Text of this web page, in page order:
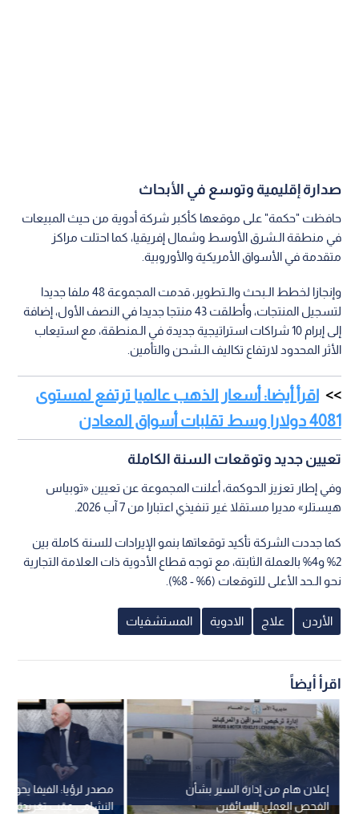
صدارة إقليمية وتوسع في الأبحاث
حافظت "حكمة" على موقعها كأكبر شركة أدوية من حيث المبيعات
في منطقة الـشرق الأوسط وشمال إفريقيا، كما احتلت مراكز
متقدمة في الأسواق الأمريكية والأوروبية.
وإنجازا لخطط الـبحث والـتطوير، قدمت المجموعة 48 ملفا جديدا
لتسجيل المنتجات، وأطلقت 43 منتجا جديدا في النصف الأول، إضافة
إلى إبرام 10 شراكات استراتيجية جديدة في الـمنطقة، مع استيعاب
الأثر المحدود لارتفاع تكاليف الـشحن والتأمين.
اقرأ أيضا: أسعار الذهب عالميا ترتفع لمستوى
4081 دولارا وسط تقلبات أسواق المعادن
تعيين جديد وتوقعات السنة الكاملة
وفي إطار تعزيز الحوكمة، أعلنت المجموعة عن تعيين «توبياس
هيستلر» مديرا مستقلا غير تنفيذي اعتبارا من 7 آب 2026.
كما جددت الشركة تأكيد توقعاتها بنمو الإيرادات للسنة كاملة بين
2% و4% بالعملة الثابتة، مع توجه قطاع الأدوية ذات العلامة التجارية
نحو الـحد الأعلى للتوقعات (6% - 8%).
الأردن علاج الادوية المستشفيات
اقرأ أيضاً
مصدر لرؤيا: الفيفا
النشامى عقب تغريدة
إعلان هام من إدارة السير بشأن
الفحص العملي للسائقين